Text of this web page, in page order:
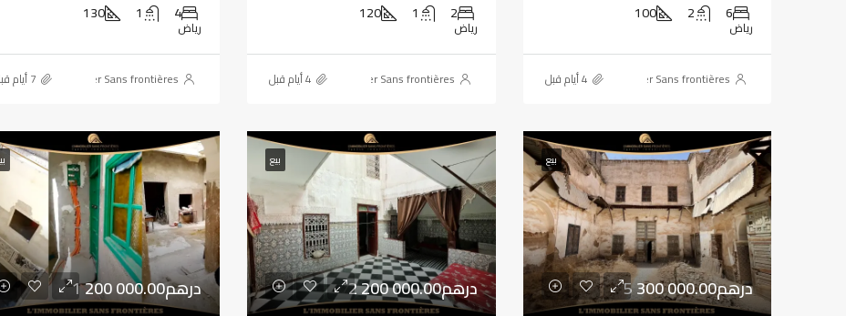
6
2
100
رياض
L'immobilier Sans frontières
2
1
120
رياض
L'immobilier Sans frontières
4
1
130
رياض
L'immobilier Sans frontières
بيع
5 300 000.00درهم
بيع
2 200 000.00درهم 1 200 000.00درهم